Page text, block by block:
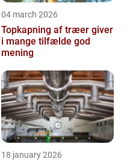
04 march 2026
Topkapning af træer giver
i mange tilfælde god
mening
18 january 2026